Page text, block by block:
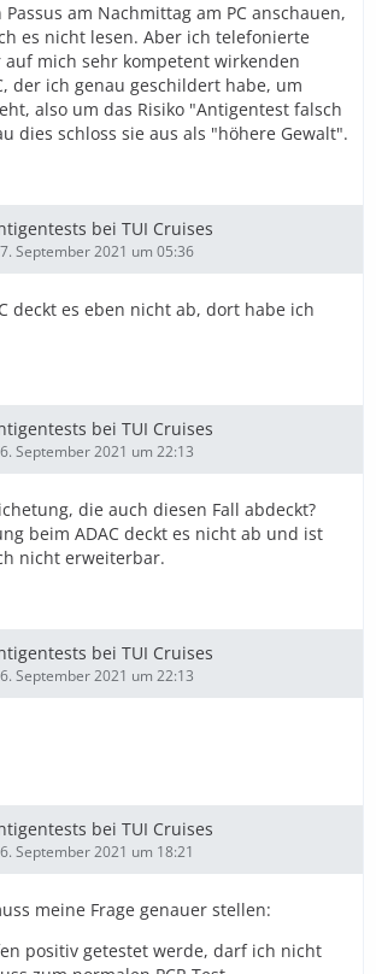
am Nachmittag am PC anschauen,
es nicht lesen. Aber ich telefonierte
mich sehr kompetent wirkenden
der ich genau geschildert habe, um
also um das Risiko "Antigentest falsch
dies schloss sie aus als "höhere Gewalt".
bei TUI Cruises
September 2021 um 05:36
deckt es eben nicht ab, dort habe ich
bei TUI Cruises
September 2021 um 22:13
die auch diesen Fall abdeckt?
beim ADAC deckt es nicht ab und ist
nicht erweiterbar.
bei TUI Cruises
September 2021 um 22:13
bei TUI Cruises
September 2021 um 18:21
meine Frage genauer stellen:
positiv getestet werde, darf ich nicht